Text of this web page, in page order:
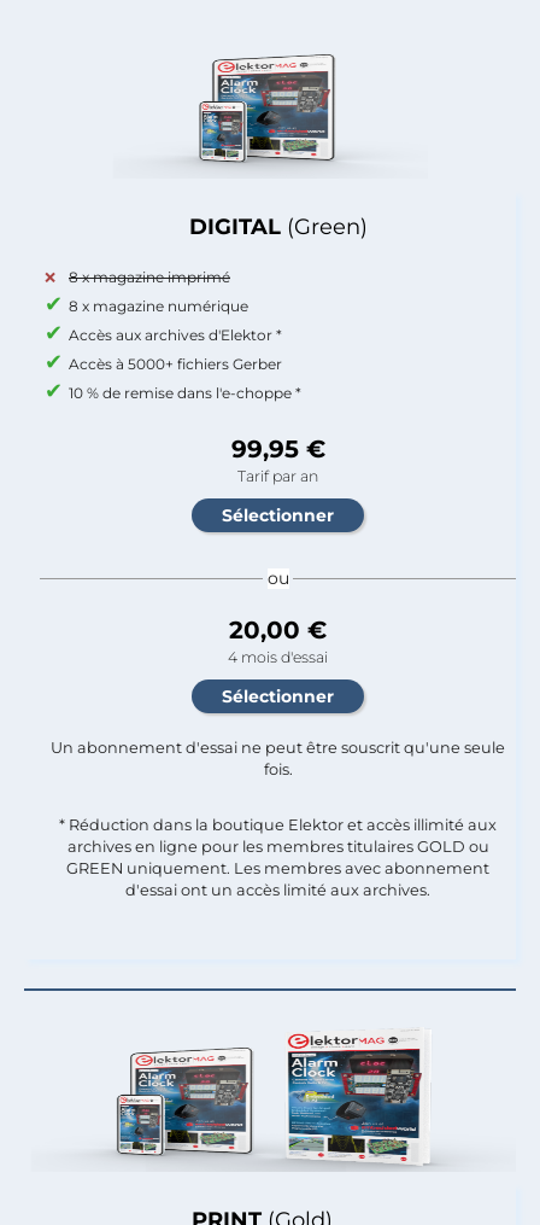
DIGITAL (Green)
8 x magazine imprimé
8 x magazine numérique
Accès aux archives d'Elektor *
Accès à 5000+ fichiers Gerber
10 % de remise dans l'e-choppe *
99,95 €
Tarif par an
ou
20,00 €
4 mois d'essai
Un abonnement d'essai ne peut être souscrit qu'une seule
fois.​
* Réduction dans la boutique Elektor et accès illimité aux
archives en ligne pour les membres titulaires GOLD ou
GREEN uniquement. Les membres avec abonnement
d'essai ont un accès limité aux archives.